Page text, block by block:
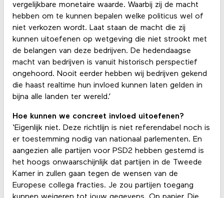
vergelijkbare monetaire waarde. Waarbij zij de macht
hebben om te kunnen bepalen welke politicus wel of
niet verkozen wordt. Laat staan de macht die zij
kunnen uitoefenen op wetgeving die niet strookt met
de belangen van deze bedrijven. De hedendaagse
macht van bedrijven is vanuit historisch perspectief
ongehoord. Nooit eerder hebben wij bedrijven gekend
die haast realtime hun invloed kunnen laten gelden in
bijna alle landen ter wereld.’
Hoe kunnen we concreet invloed uitoefenen?
‘Eigenlijk niet. Deze richtlijn is niet referendabel noch is
er toestemming nodig van nationaal parlementen. En
aangezien alle partijen voor PSD2 hebben gestemd is
het hoogs onwaarschijnlijk dat partijen in de Tweede
Kamer in zullen gaan tegen de wensen van de
Europese collega fracties. Je zou partijen toegang